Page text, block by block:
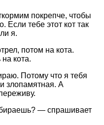
покрепче, чтобы
Если тебе этот кот так
я.
потом на кота.
кота.
Потому что я тебя
злопамятная. А
— спрашивает